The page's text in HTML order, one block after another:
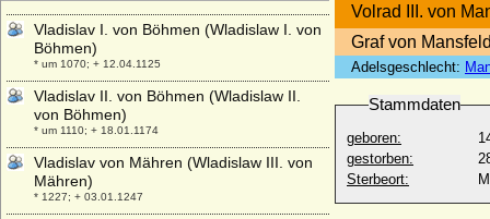
Volrad III. von
Graf von
Adelsgeschlecht:
Stammdaten
geboren:
gestorben:
Sterbeort:
Vladislav I. von Böhmen (Wladislaw I. von
Böhmen)
* um 1070; + 12.04.1125
Vladislav II. von Böhmen (Wladislaw II.
von Böhmen)
* um 1110; + 18.01.1174
Vladislav von Mähren (Wladislaw III. von
Mähren)
* 1227; + 03.01.1247